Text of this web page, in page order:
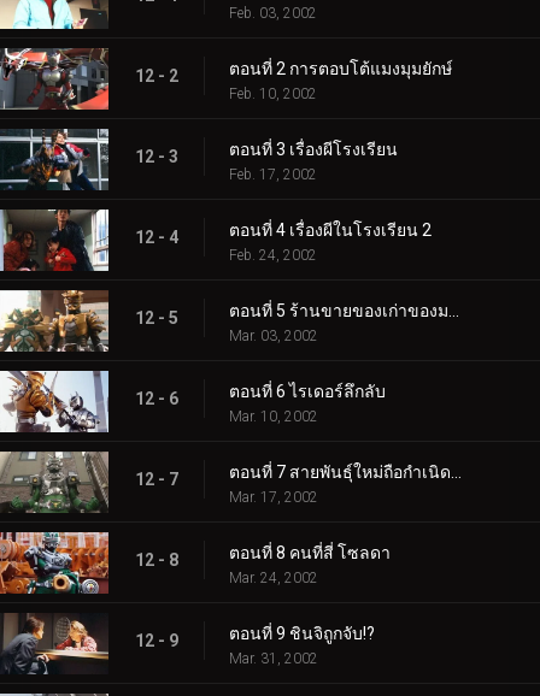
Feb. 03, 2002
12 - 2 ตอนที่ 2 การตอบโต้แมงมุมยักษ์
Feb. 10, 2002
12 - 3 ตอนที่ 3 เรื่องผีโรงเรียน
Feb. 17, 2002
12 - 4 ตอนที่ 4 เรื่องผีในโรงเรียน 2
Feb. 24, 2002
12 - 5
Mar. 03, 2002
12 - 6 ตอนที่ 6 ไรเดอร์ลึกลับ
Mar. 10, 2002
12 - 7
Mar. 17, 2002
12 - 8 ตอนที่ 8 คนที่สี่ โซลดา
Mar. 24, 2002
12 - 9 ตอนที่ 9 ชินจิถูกจับ!?
Mar. 31, 2002